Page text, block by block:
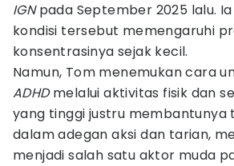
IGNpada September 2025 lalu.
kondisi tersebut memengaruhi
konsentrasinya sejak kecil.
Namun, Tom menemukan cara
ADHDmelalui aktivitas fisik dan
yang tinggi justru membantunya
dalam adegan aksi dan tarian,
menjadi salah satu aktor muda